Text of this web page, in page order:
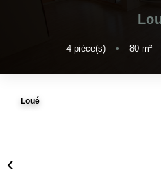
BLOG : NOS
4pièce(s) • 80m²
Loué